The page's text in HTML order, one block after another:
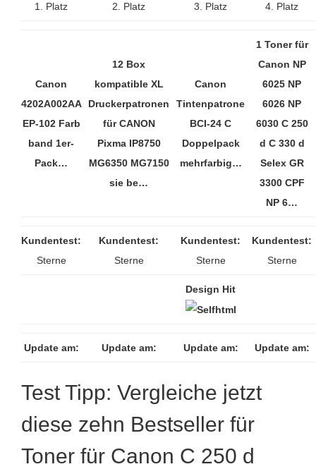
1. Platz 2. Platz 3. Platz 4. Platz
Canon
4202A002AA
EP-102 Farb
band 1er-
Pack…
12 Box
kompatible XL
Druckerpatronen
für CANON
Pixma IP8750
MG6350 MG7150
sie be…
Canon
Tintenpatrone
BCI-24 C
Doppelpack
mehrfarbig…
1 Toner für
Canon NP
6025 NP
6026 NP
6030 C 250
d C 330 d
Selex GR
3300 CPF
NP 6…
Kundentest:
Sterne
Kundentest:
Sterne
Kundentest:
Sterne
Kundentest:
Sterne
Design Hit
Update am: Update am: Update am: Update am:
Test Tipp: Vergleiche jetzt
diese zehn Bestseller für
Toner für Canon C 250 d